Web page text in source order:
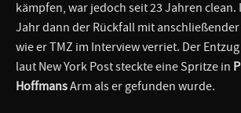
kämpfen, war jedoch seit 23 Jahren clean.
Jahr dann der Rückfall mit
wie er TMZ im Interview verriet. Der
laut New York Post steckte eine Spritze in
HoffmansArm als er gefunden wurde.